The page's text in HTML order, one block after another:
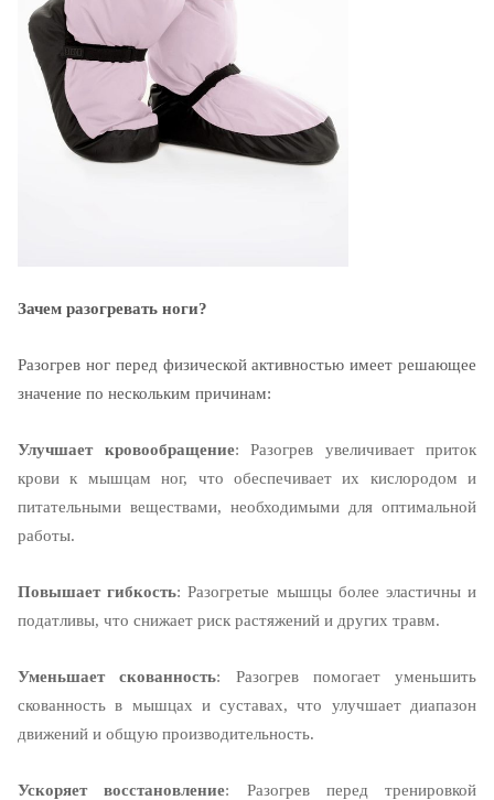
Зачем разогревать ноги?
Разогрев ног перед физической активностью имеет решающее
значение по нескольким причинам:
Улучшает кровообращение: Разогрев увеличивает приток
крови к мышцам ног, что обеспечивает их кислородом и
питательными веществами, необходимыми для оптимальной
работы.
Повышает гибкость: Разогретые мышцы более эластичны и
податливы, что снижает риск растяжений и других травм.
Уменьшает скованность: Разогрев помогает уменьшить
скованность в мышцах и суставах, что улучшает диапазон
движений и общую производительность.
Ускоряет восстановление: Разогрев перед тренировкой